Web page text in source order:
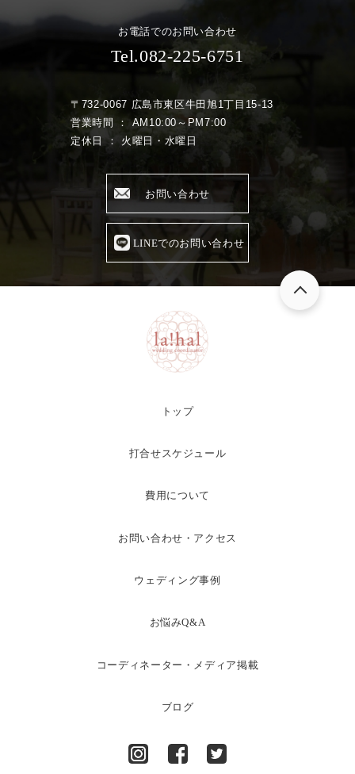
お電話でのお問い合わせ
Tel.082-225-6751
〒732-0067 広島市東区牛田旭1丁目15-13
営業時間 ： AM10:00～PM7:00
定休日 ： 火曜日・水曜日
お問い合わせ
LINEでのお問い合わせ
トップ
打合せスケジュール
費用について
お問い合わせ・アクセス
ウェディング事例
お悩みQ&A
コーディネーター・メディア掲載
ブログ